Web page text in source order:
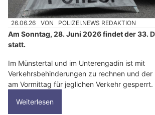
26.06.26 VON POLIZEI.NEWS REDAKTION
Am Sonntag, 28. Juni 2026 findet der 33.
statt.
Im Münstertal und im Unterengadin ist mit
Verkehrsbehinderungen zu rechnen und der
am Vormittag für jeglichen Verkehr gesperrt.
Weiterlesen